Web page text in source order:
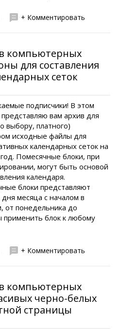
+ Комментировать
компьютерных
для составления
сеток
подписчики! В этом
вам архив для
выбору, платного)
исходные файлы для
календарных сеток на
Помесячные блоки, при
могут быть основой
календаря.
блоки представляют
месяца с началом в
от понедельника до
применить блок к любому
+ Комментировать
компьютерных
черно-белых
страницы